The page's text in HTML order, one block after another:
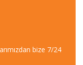
bize 7/24